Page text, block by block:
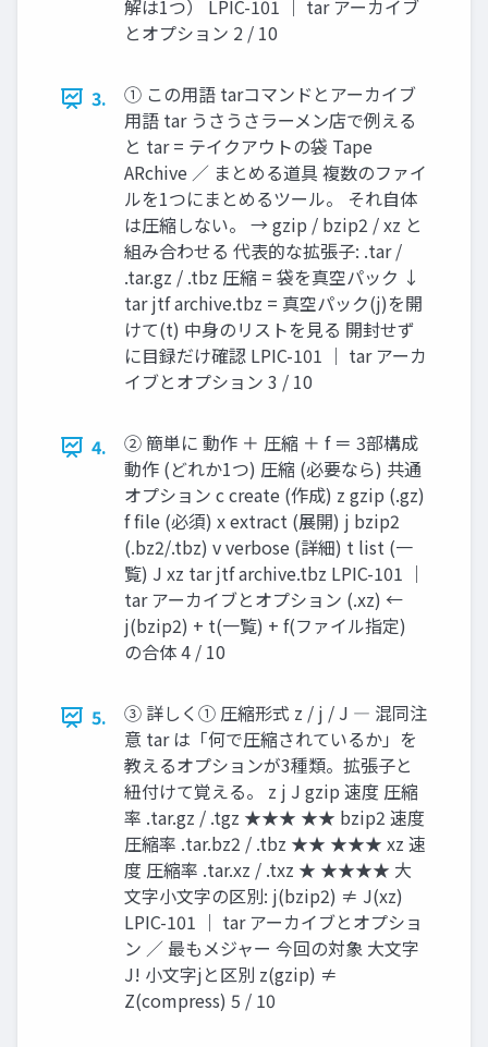
解は1つ） LPIC-101 ｜ tar アーカイブ
とオプション 2 / 10
3.
① この用語 tarコマンドとアーカイブ
用語 tar うさうさラーメン店で例える
と tar = テイクアウトの袋 Tape
ARchive ／ まとめる道具 複数のファイ
ルを1つにまとめるツール。 それ自体
は圧縮しない。 → gzip / bzip2 / xz と
組み合わせる 代表的な拡張子: .tar /
.tar.gz / .tbz 圧縮 = 袋を真空パック ↓
tar jtf archive.tbz = 真空パック(j)を開
けて(t) 中身のリストを見る 開封せず
に目録だけ確認 LPIC-101 ｜ tar アーカ
イブとオプション 3 / 10
4.
② 簡単に 動作 ＋ 圧縮 ＋ f ＝ 3部構成
動作 (どれか1つ) 圧縮 (必要なら) 共通
オプション c create (作成) z gzip (.gz)
f file (必須) x extract (展開) j bzip2
(.bz2/.tbz) v verbose (詳細) t list (一
覧) J xz tar jtf archive.tbz LPIC-101 ｜
tar アーカイブとオプション (.xz) ←
j(bzip2) + t(一覧) + f(ファイル指定)
の合体 4 / 10
5.
③ 詳しく① 圧縮形式 z / j / J ― 混同注
意 tar は「何で圧縮されているか」を
教えるオプションが3種類。拡張子と
紐付けて覚える。 z j J gzip 速度 圧縮
率 .tar.gz / .tgz ★★★ ★★ bzip2 速度
圧縮率 .tar.bz2 / .tbz ★★ ★★★ xz 速
度 圧縮率 .tar.xz / .txz ★ ★★★★ 大
文字小文字の区別: j(bzip2) ≠ J(xz)
LPIC-101 ｜ tar アーカイブとオプショ
ン ／ 最もメジャー 今回の対象 大文字
J! 小文字jと区別 z(gzip) ≠
Z(compress) 5 / 10